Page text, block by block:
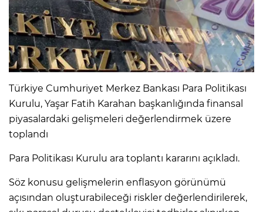
Türkiye Cumhuriyet Merkez Bankası Para Politikası
Kurulu, Yaşar Fatih Karahan başkanlığında finansal
piyasalardaki gelişmeleri değerlendirmek üzere
toplandı
Para Politikası Kurulu ara toplantı kararını açıkladı.
Söz konusu gelişmelerin enflasyon görünümü
açısından oluşturabileceği riskler değerlendirilerek,